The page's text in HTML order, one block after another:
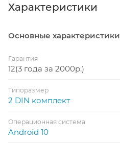
Характеристики
Основные характеристики
Гарантия
12(3 года за 2000р.)
Типоразмер
2 DIN комплект
Операционная система
Android 10